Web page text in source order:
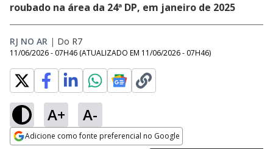
roubado na área da 24ª DP, em janeiro de 2025
RJ NO AR | Do R7
11/06/2026 - 07H46 (ATUALIZADO EM 11/06/2026 - 07H46)
A+ A-
Adicione como fonte preferencial no Google
Ativar
Loaded
67.34%